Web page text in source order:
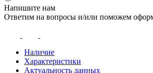
Напишите нам
Ответим на вопросы и/или поможем
Наличие
Характеристики
Актуальность данных